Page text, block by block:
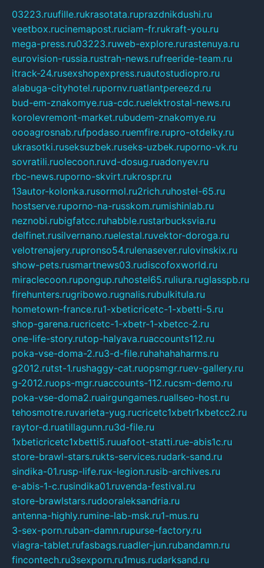
03223.ruufille.rukrasotata.ruprazdnikdushi.ru
veetbox.rucinemapost.ruciam-fr.rukraft-you.ru
mega-press.ru03223.ruweb-explore.rurastenuya.ru
eurovision-russia.rustrah-news.rufreeride-team.ru
itrack-24.rusexshopexpress.ruautostudiopro.ru
alabuga-cityhotel.rupornv.ruatlantpereezd.ru
bud-em-znakomye.rua-cdc.ruelektrostal-news.ru
korolevremont-market.rubudem-znakomye.ru
oooagrosnab.rufpodaso.ruemfire.rupro-otdelky.ru
ukrasotki.ruseksuzbek.ruseks-uzbek.ruporno-vk.ru
sovratili.ruolecoon.ruvd-dosug.ruadonyev.ru
rbc-news.ruporno-skvirt.rukrospr.ru
13autor-kolonka.rusormol.ru2rich.ruhostel-65.ru
hostserve.ruporno-na-russkom.rumishinlab.ru
neznobi.rubigfatcc.ruhabble.rustarbucksvia.ru
delfinet.rusilvernano.ruelestal.ruvektor-doroga.ru
velotrenajery.rupronso54.rulenasever.rulovinskix.ru
show-pets.rusmartnews03.rudiscofoxworld.ru
miraclecoon.rupongup.ruhostel65.ruliura.ruglasspb.ru
firehunters.rugribowo.rugnalis.rubulkitula.ru
hometown-france.ru1-xbeticricetc-1-xbetti-5.ru
shop-garena.rucricetc-1-xbetr-1-xbetcc-2.ru
one-life-story.rutop-halyava.ruaccounts112.ru
poka-vse-doma-2.ru3-d-file.ruhahahaharms.ru
g2012.rutst-1.rushaggy-cat.ruopsmgr.ruev-gallery.ru
g-2012.ruops-mgr.ruaccounts-112.rucsm-demo.ru
poka-vse-doma2.ruairgungames.ruallseo-host.ru
tehosmotre.ruvarieta-yug.rucricetc1xbetr1xbetcc2.ru
raytor-d.ruatillagunn.ru3d-file.ru
1xbeticricetc1xbetti5.ruuafoot-statti.rue-abis1c.ru
store-brawl-stars.rukts-services.rudark-sand.ru
sindika-01.rusp-life.rux-legion.rusib-archives.ru
e-abis-1-c.rusindika01.ruvenda-festival.ru
store-brawlstars.rudooraleksandria.ru
antenna-highly.rumine-lab-msk.ru1-mus.ru
3-sex-porn.ruban-damn.rupurse-factory.ru
viagra-tablet.rufasbags.ruadler-jun.rubandamn.ru
fincontech.ru3sexporn.ru1mus.rudarksand.ru